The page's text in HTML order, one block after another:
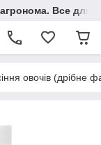
Все для
овочів (дрібне